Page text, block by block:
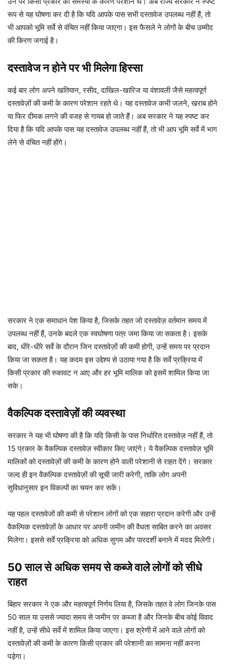
रूप से यह घोषणा कर दी है कि यदि आपके पास सभी दस्तावेज उपलब्ध नहीं हैं, तो
भी आपको भूमि सर्वे से वंचित नहीं किया जाएगा। इस फैसले ने लोगों के बीच उम्मीद
की किरण जगाई है।
दस्तावेज न होने पर भी मिलेगा हिस्सा
कई बार लोग अपने खतियान, रसीद, दाखिल-खारिज या वंशावली जैसे महत्वपूर्ण
दस्तावेज़ों की कमी के कारण परेशान रहते थे। यह दस्तावेज कभी जलने, खराब होने
या फिर दीमक लगने की वजह से गायब हो जाते हैं। अब सरकार ने यह स्पष्ट कर
दिया है कि यदि आपके पास यह दस्तावेज उपलब्ध नहीं हैं, तो भी आप भूमि सर्वे में भाग
लेने से वंचित नहीं होंगे।
सरकार ने एक समाधान पेश किया है, जिसके तहत जो दस्तावेज़ वर्तमान समय में
उपलब्ध नहीं हैं, उनके बदले एक स्वघोषणा पत्र जमा किया जा सकता है। इसके
बाद, धीरे-धीरे सर्वे के दौरान जिन दस्तावेज़ों की कमी होगी, उन्हें समय पर प्रदान
किया जा सकता है। यह कदम इस उद्देश्य से उठाया गया है कि सर्वे प्रक्रिया में
किसी प्रकार की रुकावट न आए और हर भूमि मालिक को इसमें शामिल किया जा
सके।
वैकल्पिक दस्तावेज़ों की व्यवस्था
सरकार ने यह भी घोषणा की है कि यदि किसी के पास निर्धारित दस्तावेज़ नहीं हैं, तो
15 प्रकार के वैकल्पिक दस्तावेज़ स्वीकार किए जाएंगे। ये वैकल्पिक दस्तावेज़ भूमि
मालिकों को दस्तावेज़ों की कमी के कारण होने वाली परेशानी से राहत देंगे। सरकार
जल्द ही इन वैकल्पिक दस्तावेज़ों की सूची जारी करेगी, ताकि लोग अपनी
सुविधानुसार इन विकल्पों का चयन कर सकें।
यह पहल दस्तावेजों की कमी से परेशान लोगों को एक सहारा प्रदान करेगी और उन्हें
वैकल्पिक दस्तावेज़ों के आधार पर अपनी जमीन की वैधता साबित करने का अवसर
मिलेगा। इससे सर्वे प्रक्रिया को अधिक सुगम और पारदर्शी बनाने में मदद मिलेगी।
50 साल से अधिक समय से कब्जे वाले लोगों को सीधे
राहत
बिहार सरकार ने एक और महत्वपूर्ण निर्णय लिया है, जिसके तहत वे लोग जिनके पास
50 साल या उससे ज्यादा समय से जमीन पर कब्जा है और जिनके बीच कोई विवाद
नहीं है, उन्हें सीधे सर्वे में शामिल किया जाएगा। इस श्रेणी में आने वाले लोगों को
दस्तावेज़ों की कमी के कारण किसी प्रकार की परेशानी का सामना नहीं करना
पड़ेगा।